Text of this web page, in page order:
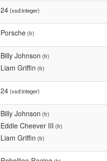
24(xsd:integer)
Porsche(fr)
Billy Johnson (fr)
Liam Griffin (fr)
24(xsd:integer)
Billy Johnson (fr)
Eddie Cheever III (fr)
Liam Griffin (fr)